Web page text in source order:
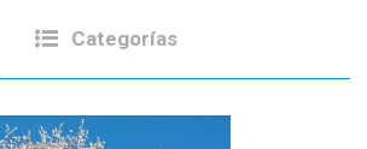
Categorías